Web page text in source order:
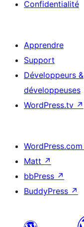
Confidentialité
Apprendre
Support
Développeurs &
développeuses
WordPress.tv ↗
WordPress.com
Matt ↗
bbPress ↗
BuddyPress ↗